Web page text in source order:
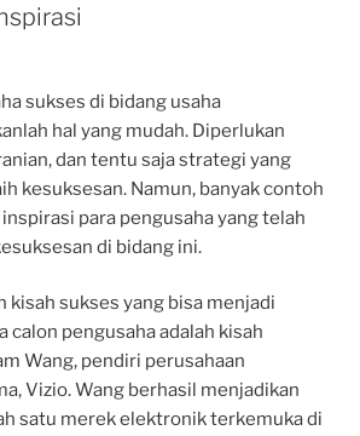
sukses di bidang usaha
hal yang mudah. Diperlukan
dan tentu saja strategi yang
kesuksesan. Namun, banyak contoh
para pengusaha yang telah
di bidang ini.
kisah sukses yang bisa menjadi
calon pengusaha adalah kisah
Wang, pendiri perusahaan
Vizio. Wang berhasil menjadikan
satu merek elektronik terkemuka di